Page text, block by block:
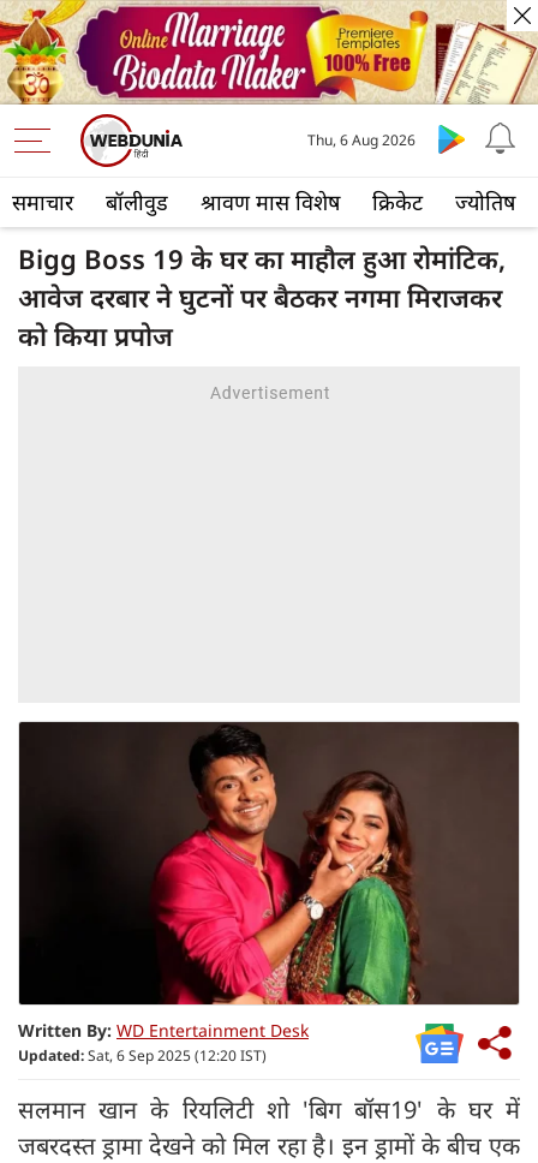
समाचार बॉलीवुड श्रावण मास विशेष क्रिकेट ज्योतिष
Thu, 6 Aug 2026
Bigg Boss 19 के घर का माहौल हुआ रोमांटिक,
आवेज दरबार ने घुटनों पर बैठकर नगमा मिराजकर
को किया प्रपोज
Written By: WD Entertainment Desk
Updated:Sat, 6 Sep 2025 (12:20 IST)
सलमान खान के रियलिटी शो 'बिग बॉस19' के घर में
जबरदस्त ड्रामा देखने को मिल रहा है। इन ड्रामों के बीच एक